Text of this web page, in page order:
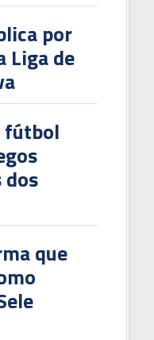
por
Liga de
fútbol
dos
que